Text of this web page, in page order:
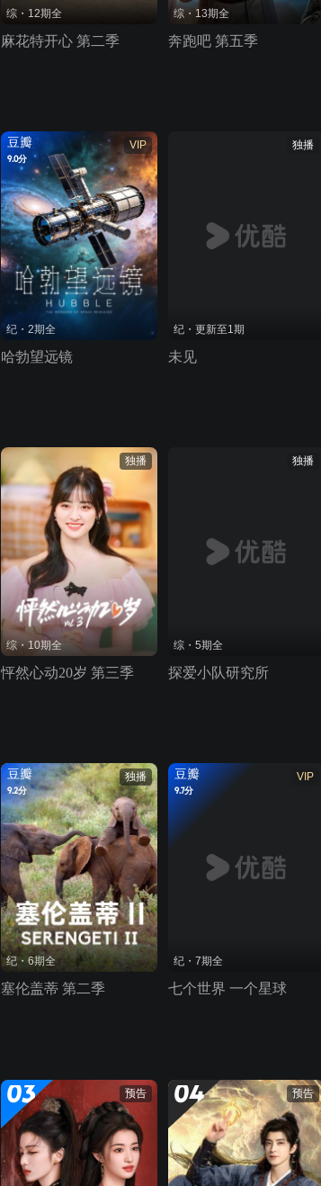
综・12期全
麻花特开心 第二季
综・13期全
奔跑吧 第五季
VIP
豆瓣
9.0分
纪・2期全
哈勃望远镜
独播
纪・更新至1期
未见
独播
综・10期全
怦然心动20岁 第三季
独播
综・5期全
探爱小队研究所
独播
豆瓣
9.2分
纪・6期全
塞伦盖蒂 第二季
VIP
豆瓣
9.7分
纪・7期全
七个世界 一个星球
03 预告 04 预告